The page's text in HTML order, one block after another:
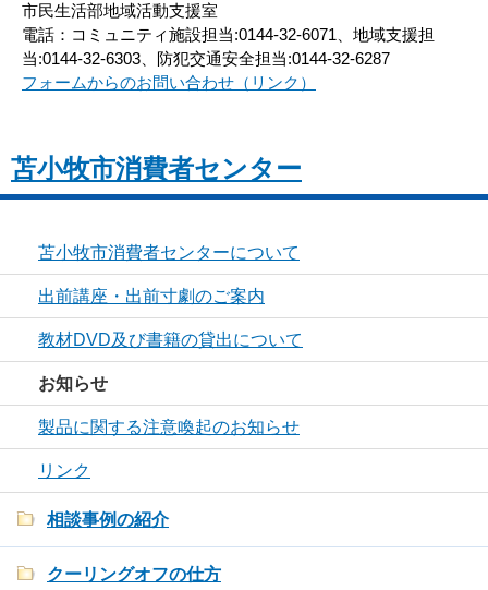
市民生活部地域活動支援室
電話：コミュニティ施設担当:0144-32-6071、地域支援担
当:0144-32-6303、防犯交通安全担当:0144-32-6287
フォームからのお問い合わせ（リンク）
苫小牧市消費者センター
苫小牧市消費者センターについて
出前講座・出前寸劇のご案内
教材DVD及び書籍の貸出について
お知らせ
製品に関する注意喚起のお知らせ
リンク
相談事例の紹介
クーリングオフの仕方